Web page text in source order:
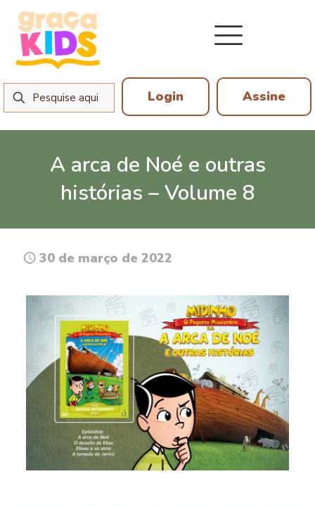
Login Assine
A arca de Noé e outras
histórias – Volume 8
30 de março de 2022